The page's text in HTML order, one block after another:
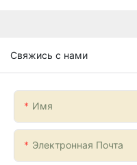
Свяжись с нами
Имя
Электронная Почта